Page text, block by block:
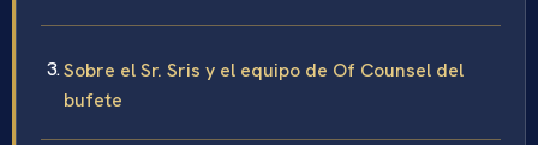
Sobre el Sr. Sris y el equipo de Of Counsel del
bufete